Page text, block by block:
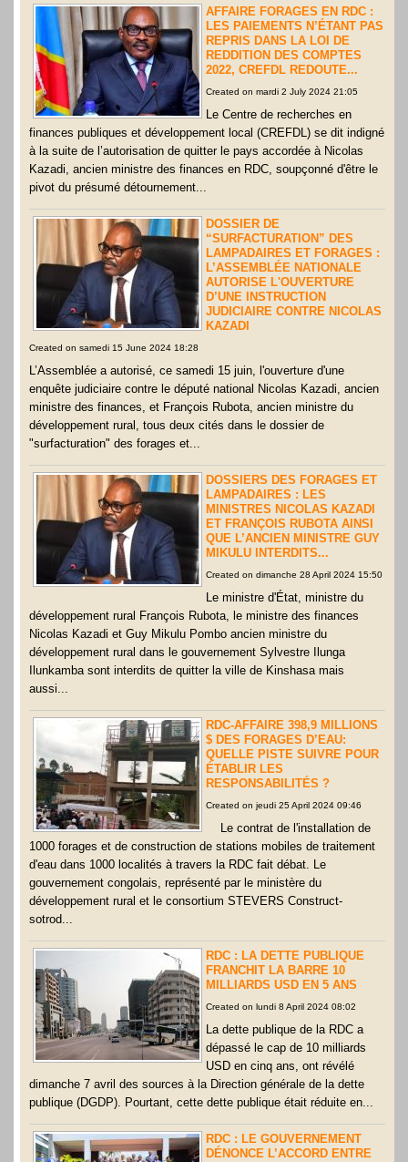
AFFAIRE FORAGES EN RDC :
LES PAIEMENTS N’ÉTANT PAS
REPRIS DANS LA LOI DE
REDDITION DES COMPTES
2022, CREFDL REDOUTE...
Created on mardi 2 July 2024 21:05
Le Centre de recherches en
finances publiques et développement local (CREFDL) se dit indigné
à la suite de l’autorisation de quitter le pays accordée à Nicolas
Kazadi, ancien ministre des finances en RDC, soupçonné d'être le
pivot du présumé détournement...
DOSSIER DE
“SURFACTURATION” DES
LAMPADAIRES ET FORAGES :
L’ASSEMBLÉE NATIONALE
AUTORISE L'OUVERTURE
D’UNE INSTRUCTION
JUDICIAIRE CONTRE NICOLAS
KAZADI
Created on samedi 15 June 2024 18:28
L’Assemblée a autorisé, ce samedi 15 juin, l'ouverture d'une
enquête judiciaire contre le député national Nicolas Kazadi, ancien
ministre des finances, et François Rubota, ancien ministre du
développement rural, tous deux cités dans le dossier de
"surfacturation" des forages et...
DOSSIERS DES FORAGES ET
LAMPADAIRES : LES
MINISTRES NICOLAS KAZADI
ET FRANÇOIS RUBOTA AINSI
QUE L’ANCIEN MINISTRE GUY
MIKULU INTERDITS...
Created on dimanche 28 April 2024 15:50
Le ministre d'État, ministre du
développement rural François Rubota, le ministre des finances
Nicolas Kazadi et Guy Mikulu Pombo ancien ministre du
développement rural dans le gouvernement Sylvestre Ilunga
Ilunkamba sont interdits de quitter la ville de Kinshasa mais
aussi...
RDC-AFFAIRE 398,9 MILLIONS
$ DES FORAGES D’EAU:
QUELLE PISTE SUIVRE POUR
ÉTABLIR LES
RESPONSABILITÉS ?
Created on jeudi 25 April 2024 09:46
Le contrat de l'installation de
1000 forages et de construction de stations mobiles de traitement
d'eau dans 1000 localités à travers la RDC fait débat. Le
gouvernement congolais, représenté par le ministère du
développement rural et le consortium STEVERS Construct-
sotrod...
RDC : LA DETTE PUBLIQUE
FRANCHIT LA BARRE 10
MILLIARDS USD EN 5 ANS
Created on lundi 8 April 2024 08:02
La dette publique de la RDC a
dépassé le cap de 10 milliards
USD en cinq ans, ont révélé
dimanche 7 avril des sources à la Direction générale de la dette
publique (DGDP). Pourtant, cette dette publique était réduite en...
RDC : LE GOUVERNEMENT
DÉNONCE L’ACCORD ENTRE